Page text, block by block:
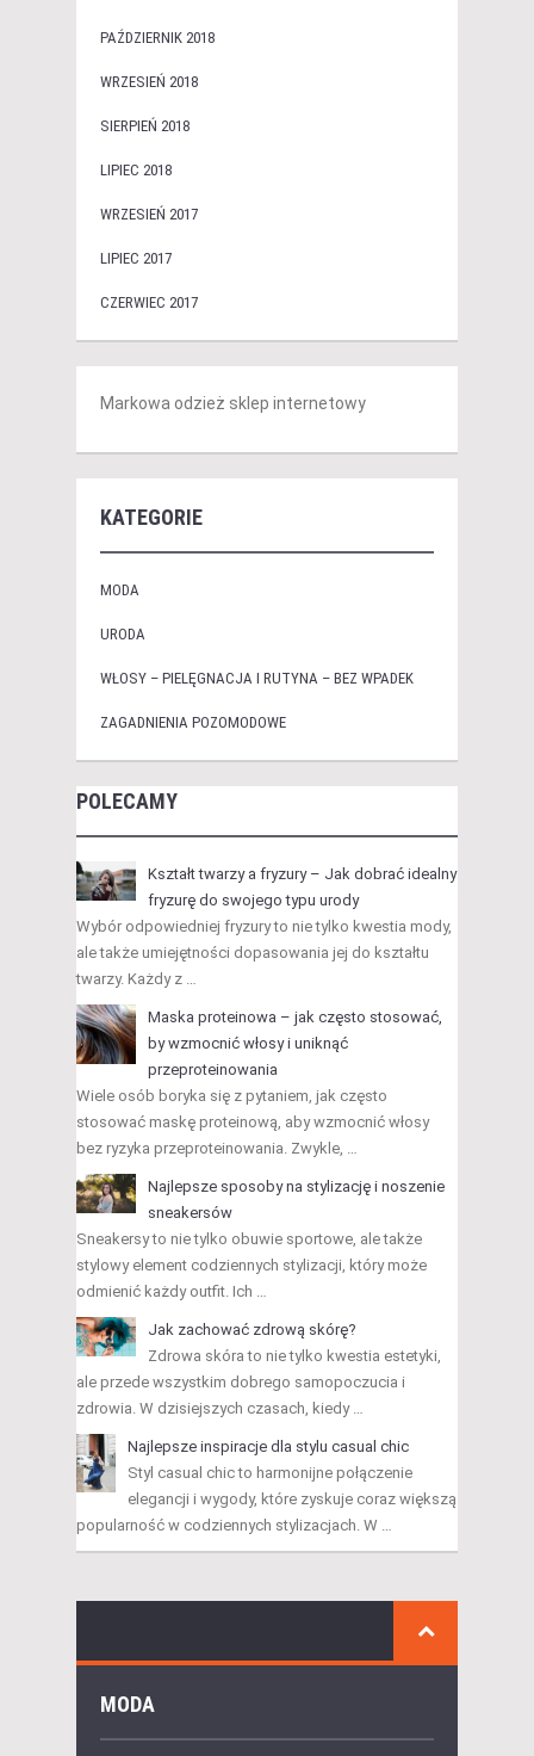
PAŹDZIERNIK 2018
WRZESIEŃ 2018
SIERPIEŃ 2018
LIPIEC 2018
WRZESIEŃ 2017
LIPIEC 2017
CZERWIEC 2017
Markowa odzież sklep internetowy
KATEGORIE
MODA
URODA
WŁOSY – PIELĘGNACJA I RUTYNA – BEZ WPADEK
ZAGADNIENIA POZOMODOWE
POLECAMY
Kształt twarzy a fryzury – Jak dobrać idealny
fryzurę do swojego typu urody
Wybór odpowiedniej fryzury to nie tylko kwestia mody,
ale także umiejętności dopasowania jej do kształtu
twarzy. Każdy z …
Maska proteinowa – jak często stosować,
by wzmocnić włosy i uniknąć
przeproteinowania
Wiele osób boryka się z pytaniem, jak często
stosować maskę proteinową, aby wzmocnić włosy
bez ryzyka przeproteinowania. Zwykle, …
Najlepsze sposoby na stylizację i noszenie
sneakersów
Sneakersy to nie tylko obuwie sportowe, ale także
stylowy element codziennych stylizacji, który może
odmienić każdy outfit. Ich …
Jak zachować zdrową skórę?
Zdrowa skóra to nie tylko kwestia estetyki,
ale przede wszystkim dobrego samopoczucia i
zdrowia. W dzisiejszych czasach, kiedy …
Najlepsze inspiracje dla stylu casual chic
Styl casual chic to harmonijne połączenie
elegancji i wygody, które zyskuje coraz większą
popularność w codziennych stylizacjach. W …
MODA